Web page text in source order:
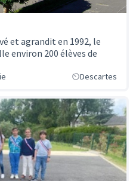
et agrandit en 1992, le
environ 200 élèves de
Descartes